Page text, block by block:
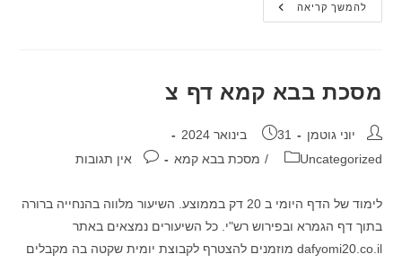
להמשך קריאהמסכת
בבא
מסכת בבא קמא דף צ
מחבר:יוני גוטמן פורסם:
31 בינואר 2024
קטגוריה:
Uncategorized
/ מסכת בבא קמא תגובות:אין תגובות
לימוד של הדף היומי ב 20 דק בממוצע. השיעור מלווה בהנחייה ברורה
בתוך דף הגמרא ובפירוש רש"י. כל השיעורים נמצאים באתר
dafyomi20.co.il מוזמנים להצטרף לקבוצת יומית שקטה בה מקבלים